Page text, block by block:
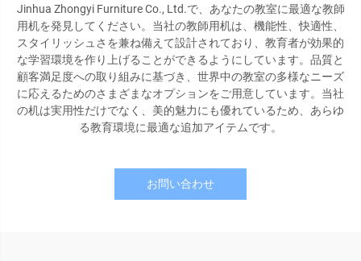
Jinhua Zhongyi Furniture Co., Ltd.で、あなたの教室に最適な教師
用机を発見してください。当社の教師用机は、機能性、快適性、
スタイリッシュさを兼ね備えて設計されており、教育者が効果的
な学習環境を作り上げることができるようにしています。品質と
顧客満足度への取り組みに基づき、世界中の教室の多様なニーズ
に応えるためのさまざまなオプションをご用意しています。当社
の机は実用性だけでなく、美的魅力にも優れているため、あらゆ
る教育環境に最適な追加アイテムです。
お問い合わせ